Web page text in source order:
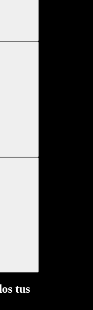
tus